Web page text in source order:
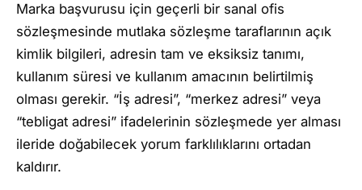
Marka başvurusu için geçerli bir sanal ofis
sözleşmesinde mutlaka sözleşme taraflarının açık
kimlik bilgileri, adresin tam ve eksiksiz tanımı,
kullanım süresi ve kullanım amacının belirtilmiş
olması gerekir. “İş adresi”, “merkez adresi” veya
“tebligat adresi” ifadelerinin sözleşmede yer alması
ileride doğabilecek yorum farklılıklarını ortadan
kaldırır.